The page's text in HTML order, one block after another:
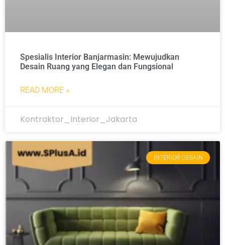
Spesialis Interior Banjarmasin: Mewujudkan
Desain Ruang yang Elegan dan Fungsional
READ MORE »
Kontraktor_Interior_Jakarta
INTERIOR DESAIN